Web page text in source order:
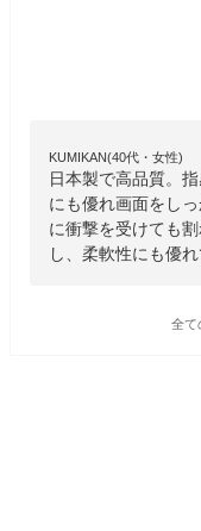
KUMIKAN(40代・女性)
日本製で高品質。
にも優れ画面をし
に衝撃を受けても
し、柔軟性にも優れ
全て